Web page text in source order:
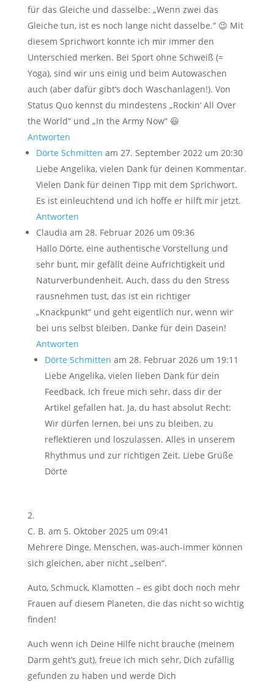
für das Gleiche und dasselbe: „Wenn zwei das
Gleiche tun, ist es noch lange nicht dasselbe.“ 😉 Mit
diesem Sprichwort konnte ich mir immer den
Unterschied merken. Bei Sport ohne Schweiß (=
Yoga), sind wir uns einig und beim Autowaschen
auch (aber dafür gibt‘s doch Waschanlagen!). Von
Status Quo kennst du mindestens „Rockin‘ All Over
the World“ und „In the Army Now“ 😃
Antworten
Dörte Schmitten am 27. September 2022 um 20:30
Liebe Angelika, vielen Dank für deinen Kommentar.
Vielen Dank für deinen Tipp mit dem Sprichwort.
Es ist einleuchtend und ich hoffe er hilft mir jetzt.
Antworten
Claudia am 28. Februar 2026 um 09:36
Hallo Dörte, eine authentische Vorstellung und
sehr bunt, mir gefällt deine Aufrichtigkeit und
Naturverbundenheit. Auch, dass du den Stress
rausnehmen tust, das ist ein richtiger
„Knackpunkt“ und geht eigentlich nur, wenn wir
bei uns selbst bleiben. Danke für dein Dasein!
Antworten
Dörte Schmitten am 28. Februar 2026 um 19:11
Liebe Angelika, vielen lieben Dank für dein
Feedback. Ich freue mich sehr, dass dir der
Artikel gefallen hat. Ja, du hast absolut Recht:
Wir dürfen lernen, bei uns zu bleiben, zu
reflektieren und loszulassen. Alles in unserem
Rhythmus und zur richtigen Zeit. Liebe Grüße
Dörte
C. B. am 5. Oktober 2025 um 09:41
Mehrere Dinge, Menschen, was-auch-immer können
sich gleichen, aber nicht „selben“.
Auto, Schmuck, Klamotten – es gibt doch noch mehr
Frauen auf diesem Planeten, die das nicht so wichtig
finden!
Auch wenn ich Deine Hilfe nicht brauche (meinem
Darm geht’s gut), freue ich mich sehr, Dich zufällig
gefunden zu haben und werde Dich